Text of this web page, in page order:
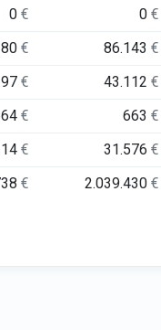
0€ 0€
€ 86.143€
€ 43.112€
€ 663€
€ 31.576€
€ 2.039.430€